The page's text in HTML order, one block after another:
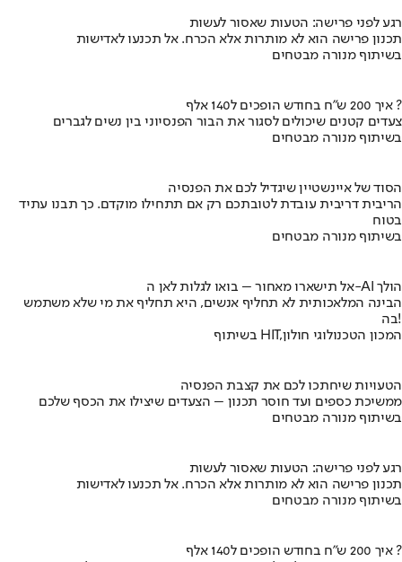
רגע לפני פרישה: הטעות שאסור לעשות
תכנון פרישה הוא לא מותרות אלא הכרח. אל תכנעו לאדישות
בשיתוף מנורה מבטחים
איך 200 ש"ח בחודש הופכים ל140 אלף ?
צעדים קטנים שיכולים לסגור את הבור הפנסיוני בין נשים לגברים
בשיתוף מנורה מבטחים
הסוד של איינשטיין שיגדיל לכם את הפנסיה
הריבית דריבית עובדת לטובתכם רק אם תתחילו מוקדם. כך תבנו עתיד
בטוח
בשיתוף מנורה מבטחים
אל תישארו מאחור – בואו לגלות לאן ה-AI הולך
הבינה המלאכותית לא תחליף אנשים, היא תחליף את מי שלא משתמש
בה!
בשיתוף HIT,המכון הטכנולוגי חולון
הטעויות שיחתכו לכם את קצבת הפנסיה
ממשיכת כספים ועד חוסר תכנון – הצעדים שיצילו את הכסף שלכם
בשיתוף מנורה מבטחים
רגע לפני פרישה: הטעות שאסור לעשות
תכנון פרישה הוא לא מותרות אלא הכרח. אל תכנעו לאדישות
בשיתוף מנורה מבטחים
איך 200 ש"ח בחודש הופכים ל140 אלף ?